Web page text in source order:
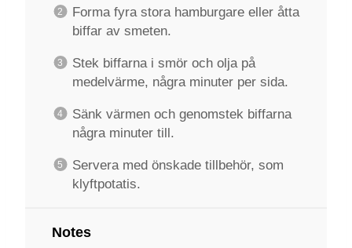
Forma fyra stora hamburgare eller åtta
biffar av smeten.
Stek biffarna i smör och olja på
medelvärme, några minuter per sida.
Sänk värmen och genomstek biffarna
några minuter till.
Servera med önskade tillbehör, som
klyftpotatis.
Notes